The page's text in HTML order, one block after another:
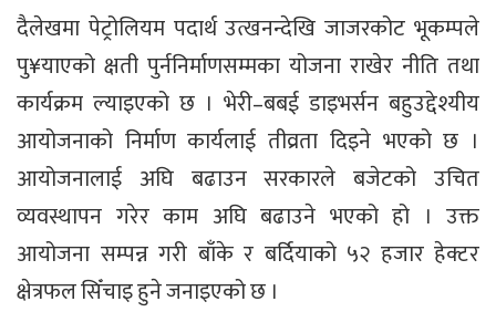
दैलेखमा पेट्रोलियम पदार्थ उत्खनन्देखि जाजरकोट भूकम्पले
पु¥याएको क्षती पुर्ननिर्माणसम्मका योजना राखेर नीति तथा
कार्यक्रम ल्याइएको छ । भेरी–बबई डाइभर्सन बहुउद्देश्यीय
आयोजनाको निर्माण कार्यलाई तीव्रता दिइने भएको छ ।
आयोजनालाई अघि बढाउन सरकारले बजेटको उचित
व्यवस्थापन गरेर काम अघि बढाउने भएको हो । उक्त
आयोजना सम्पन्न गरी बाँके र बर्दियाको ५२ हजार हेक्टर
क्षेत्रफल सिँचाइ हुने जनाइएको छ ।